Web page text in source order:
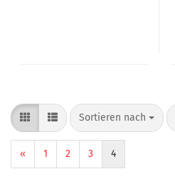
Sortieren nach
« 1 2 3 4